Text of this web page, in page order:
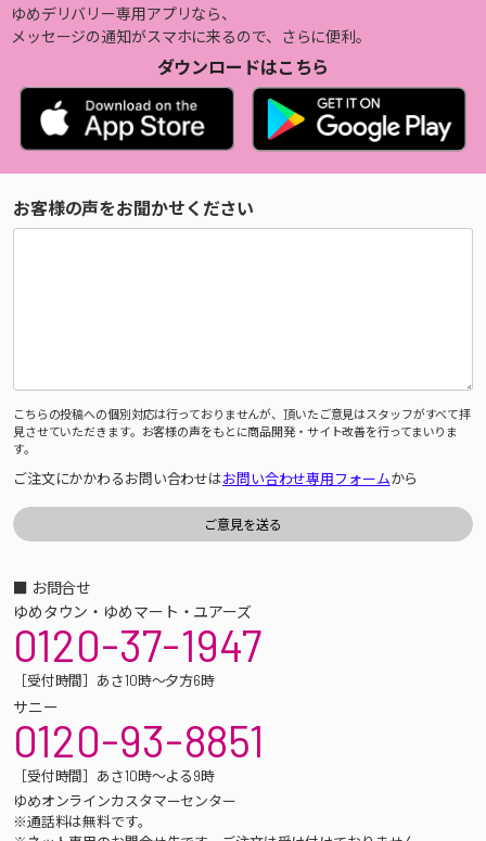
ゆめデリバリー専用アプリなら、
メッセージの通知がスマホに来るので、さらに便利。
ダウンロードはこちら
お客様の声をお聞かせください
こちらの投稿への個別対応は行っておりませんが、頂いたご意見はスタッフがすべて拝
見させていただきます。お客様の声をもとに商品開発・サイト改善を行ってまいりま
す。
ご注文にかかわるお問い合わせはお問い合わせ専用フォームから
■ お問合せ
ゆめタウン・ゆめマート・ユアーズ
0120-37-1947
［受付時間］あさ10時～夕方6時
サニー
0120-93-8851
［受付時間］あさ10時～よる9時
ゆめオンラインカスタマーセンター
※通話料は無料です。